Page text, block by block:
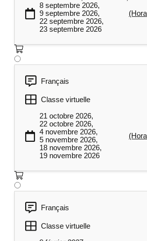
processus et fixer les objectifs
charte de projet.
Phase Mesurer –
Les participants couvrent les
mesure pour rendre le problème
sein de la chaîne de valeur, en
cartographie et observations
Utilisation des outils de
mieux comprendre
problème;
Choix du bon niveau et
avec la cartographie des
sous-étapes ;
8 septembre 2026,
9 septembre 2026,
22 septembre 2026,
23 septembre 2026
Français
Classe virtuelle
21 octobre 2026,
22 octobre 2026,
4 novembre 2026,
5 novembre 2026,
18 novembre 2026,
19 novembre 2026
Français
Classe virtuelle